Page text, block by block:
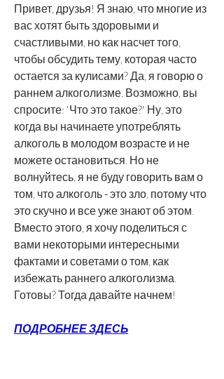
Привет, друзья! Я знаю, что многие из
вас хотят быть здоровыми и
счастливыми, но как насчет того,
чтобы обсудить тему, которая часто
остается за кулисами? Да, я говорю о
раннем алкоголизме. Возможно, вы
спросите: 'Что это такое?' Ну, это
когда вы начинаете употреблять
алкоголь в молодом возрасте и не
можете остановиться. Но не
волнуйтесь, я не буду говорить вам о
том, что алкоголь - это зло, потому что
это скучно и все уже знают об этом.
Вместо этого, я хочу поделиться с
вами некоторыми интересными
фактами и советами о том, как
избежать раннего алкоголизма.
Готовы? Тогда давайте начнем!
ПОДРОБНЕЕ ЗДЕСЬ